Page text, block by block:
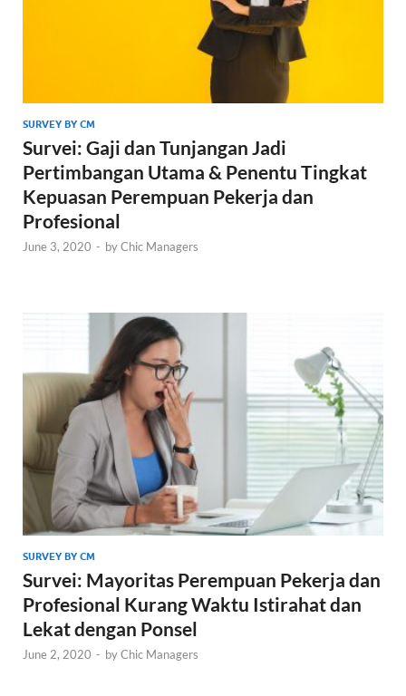
SURVEY BY CM
Survei: Gaji dan Tunjangan Jadi
Pertimbangan Utama & Penentu Tingkat
Kepuasan Perempuan Pekerja dan
Profesional
June 3, 2020 - byChic Managers
SURVEY BY CM
Survei: Mayoritas Perempuan Pekerja dan
Profesional Kurang Waktu Istirahat dan
Lekat dengan Ponsel
June 2, 2020 - byChic Managers